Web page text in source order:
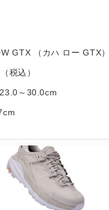
GTX （カハ ロー GTX）
税込）
～30.0cm